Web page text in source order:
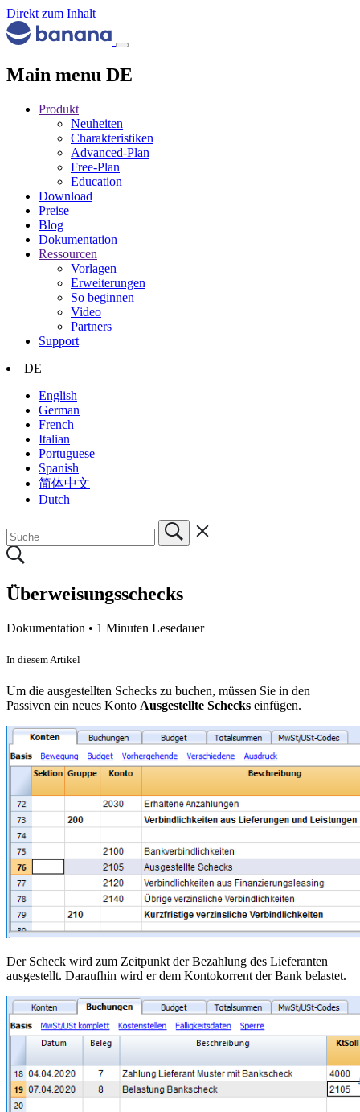
Direkt zum Inhalt
Main menu DE
Produkt
Neuheiten
Charakteristiken
Advanced-Plan
Free-Plan
Education
Download
Preise
Blog
Dokumentation
Ressourcen
Vorlagen
Erweiterungen
So beginnen
Video
Partners
Support
DE
English
German
French
Italian
Portuguese
Spanish
简体中文
Dutch
Überweisungsschecks
Dokumentation • 1 Minuten Lesedauer
In diesem Artikel
Um die ausgestellten Schecks zu buchen, müssen Sie in den
Passiven ein neues Konto Ausgestellte Schecks einfügen.
Der Scheck wird zum Zeitpunkt der Bezahlung des Lieferanten
ausgestellt. Daraufhin wird er dem Kontokorrent der Bank belastet.